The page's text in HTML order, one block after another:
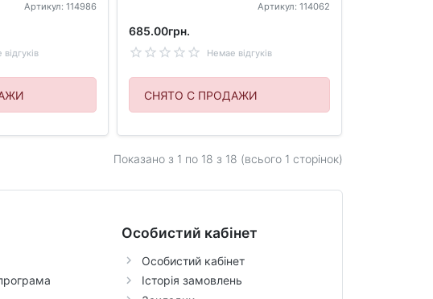
Артикул: 114986 Артикул: 114062
685.00грн.
Немае відгуків
СНЯТО С ПРОДАЖИ
Показано з 1 по 18 з 18 (всього 1 сторінок)
Особистий кабінет
Особистий кабінет
Історія замовлень